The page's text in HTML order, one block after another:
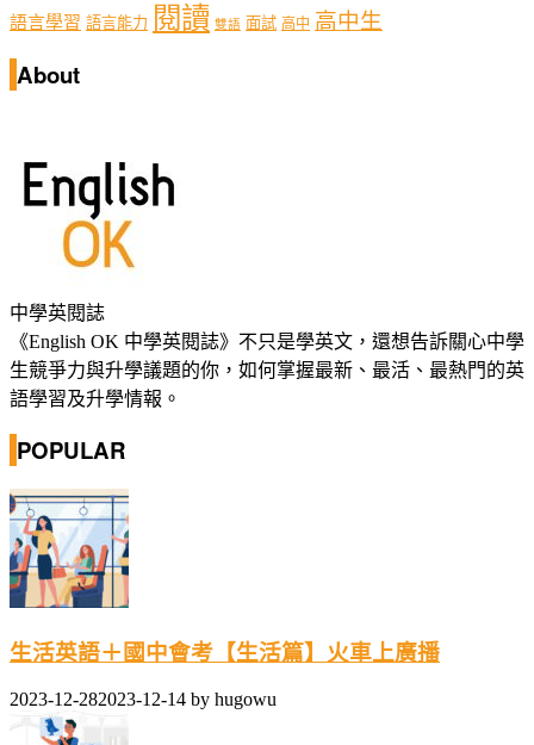
語言學習 語言能力 閱讀 雙語 面試 高中 高中生
About
中學英閱誌
《English OK 中學英閱誌》不只是學英文，還想告訴關心中學
生競爭力與升學議題的你，如何掌握最新、最活、最熱門的英
語學習及升學情報。
POPULAR
生活英語＋國中會考【生活篇】火車上廣播
2023-12-282023-12-14 by hugowu